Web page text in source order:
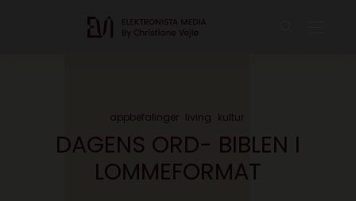
appbefalinger living kultur
DAGENS ORD- BIBLEN I
LOMMEFORMAT